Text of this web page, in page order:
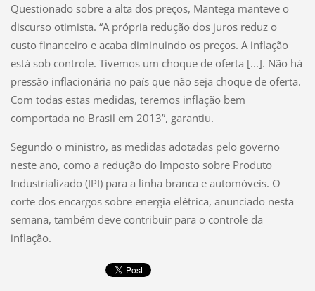
Questionado sobre a alta dos preços, Mantega manteve o
discurso otimista. “A própria redução dos juros reduz o
custo financeiro e acaba diminuindo os preços. A inflação
está sob controle. Tivemos um choque de oferta [...]. Não há
pressão inflacionária no país que não seja choque de oferta.
Com todas estas medidas, teremos inflação bem
comportada no Brasil em 2013”, garantiu.
Segundo o ministro, as medidas adotadas pelo governo
neste ano, como a redução do Imposto sobre Produto
Industrializado (IPI) para a linha branca e automóveis. O
corte dos encargos sobre energia elétrica, anunciado nesta
semana, também deve contribuir para o controle da
inflação.